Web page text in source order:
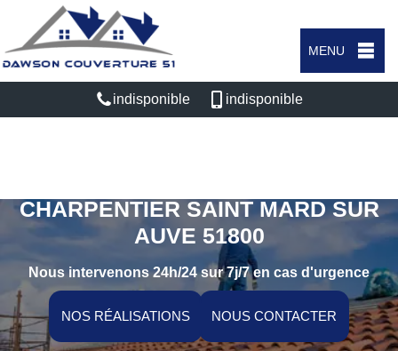
MENU
indisponible indisponible
CHARPENTIER SAINT MARD SUR
AUVE 51800
Nous intervenons 24h/24 sur 7j/7 en cas d'urgence
NOS RÉALISATIONS NOUS CONTACTER